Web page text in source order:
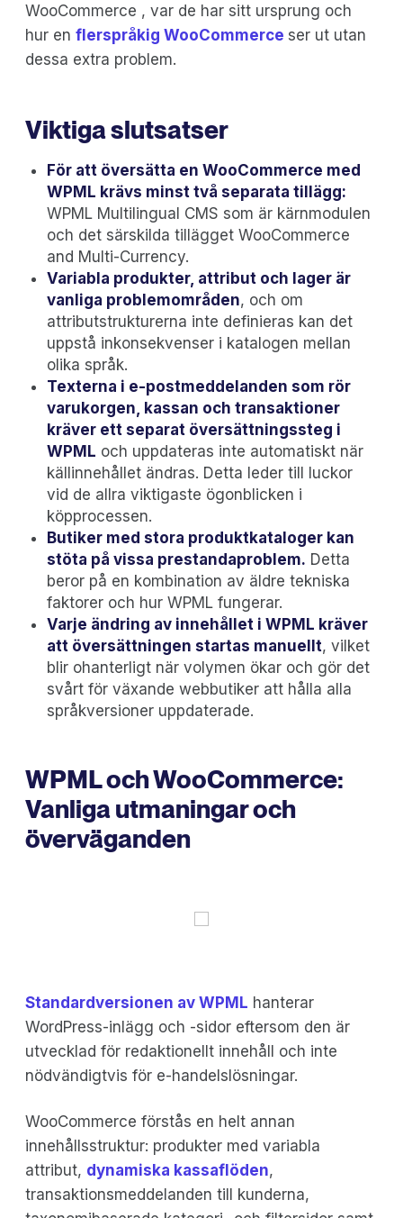
WooCommerce , var de har sitt ursprung och
hur en flerspråkig WooCommerce ser ut utan
dessa extra problem.
Viktiga slutsatser
För att översätta en WooCommerce med
WPML krävs minst två separata tillägg:
WPML Multilingual CMS som är kärnmodulen
och det särskilda tillägget WooCommerce
and Multi-Currency.
Variabla produkter, attribut och lager är
vanliga problemområden, och om
attributstrukturerna inte definieras kan det
uppstå inkonsekvenser i katalogen mellan
olika språk.
Texterna i e-postmeddelanden som rör
varukorgen, kassan och transaktioner
kräver ett separat översättningssteg i
WPML och uppdateras inte automatiskt när
källinnehållet ändras. Detta leder till luckor
vid de allra viktigaste ögonblicken i
köpprocessen.
Butiker med stora produktkataloger kan
stöta på vissa prestandaproblem. Detta
beror på en kombination av äldre tekniska
faktorer och hur WPML fungerar.
Varje ändring av innehållet i WPML kräver
att översättningen startas manuellt, vilket
blir ohanterligt när volymen ökar och gör det
svårt för växande webbutiker att hålla alla
språkversioner uppdaterade.
WPML och WooCommerce:
Vanliga utmaningar och
överväganden
Standardversionen av WPML hanterar
WordPress-inlägg och -sidor eftersom den är
utvecklad för redaktionellt innehåll och inte
nödvändigtvis för e-handelslösningar.
WooCommerce förstås en helt annan
innehållsstruktur: produkter med variabla
attribut, dynamiska kassaflöden,
transaktionsmeddelanden till kunderna,